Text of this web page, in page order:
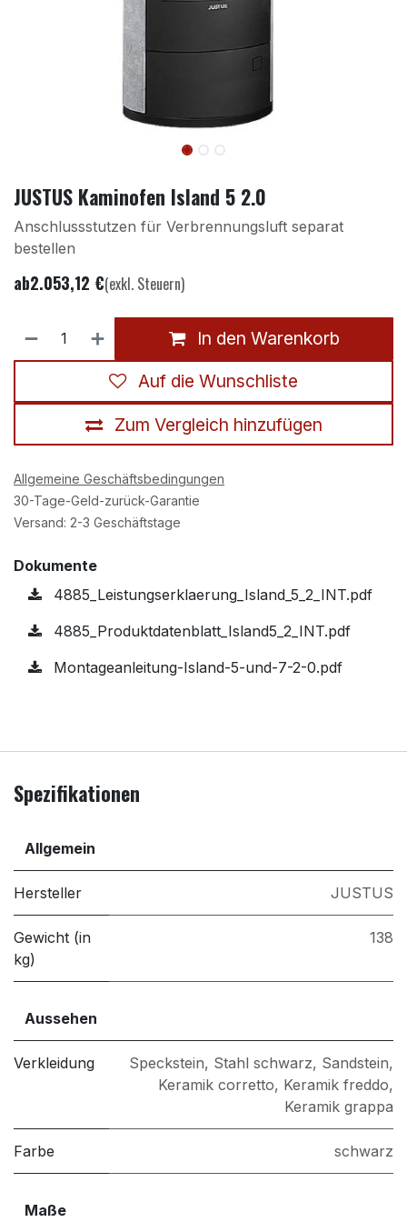
JUSTUS Kaminofen Island 5 2.0
Anschlussstutzen für Verbrennungsluft separat
bestellen
ab2.053,12 €(exkl. Steuern)
In den Warenkorb
Zum Vergleich hinzufügen
Auf die Wunschliste
Allgemeine Geschäftsbedingungen
30-Tage-Geld-zurück-Garantie
Versand: 2-3 Geschäftstage
Dokumente
4885_Leistungserklaerung_Island_5_2_INT.pdf
4885_Produktdatenblatt_Island5_2_INT.pdf
Montageanleitung-Island-5-und-7-2-0.pdf
Spezifikationen
Allgemein
Hersteller JUSTUS
Gewicht (in
kg)
138
Aussehen
Verkleidung Speckstein, Stahl schwarz, Sandstein,
Keramik corretto, Keramik freddo,
Keramik grappa
Farbe schwarz
Maße